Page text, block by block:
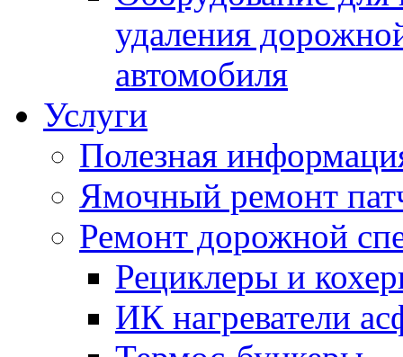
удаления
автомобиля
Услуги
Полезная
Ямочный ремонт
Ремонт дорожной
Рециклеры и
ИК нагреватели